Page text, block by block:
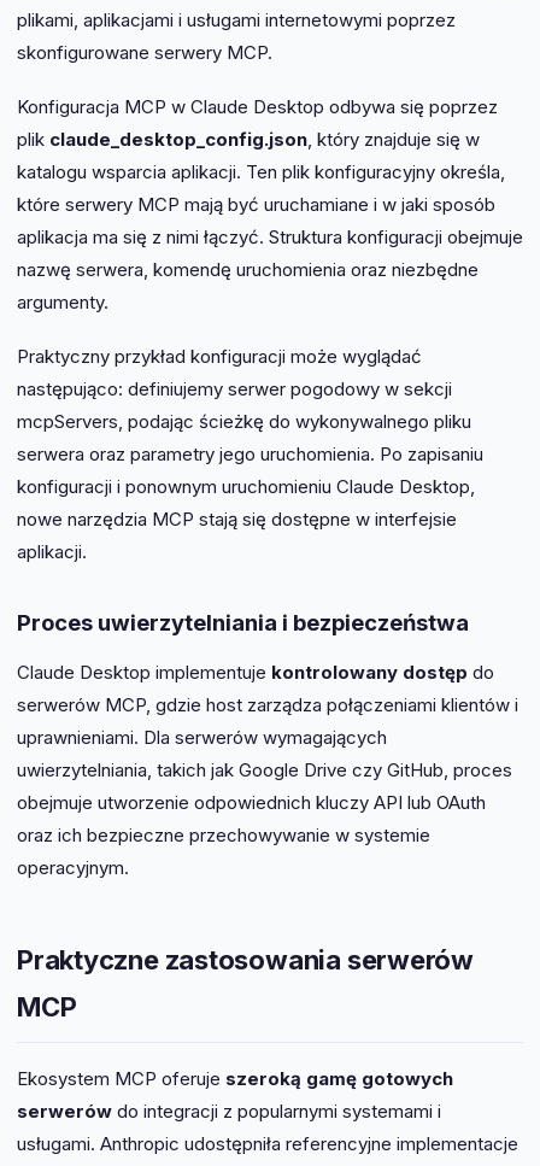
plikami, aplikacjami i usługami internetowymi poprzez
skonfigurowane serwery MCP.
Konfiguracja MCP w Claude Desktop odbywa się poprzez
plik claude_desktop_config.json , który znajduje się w
katalogu wsparcia aplikacji. Ten plik konfiguracyjny określa,
które serwery MCP mają być uruchamiane i w jaki sposób
aplikacja ma się z nimi łączyć. Struktura konfiguracji obejmuje
nazwę serwera, komendę uruchomienia oraz niezbędne
argumenty.
Praktyczny przykład konfiguracji może wyglądać
następująco: definiujemy serwer pogodowy w sekcji
mcpServers, podając ścieżkę do wykonywalnego pliku
serwera oraz parametry jego uruchomienia. Po zapisaniu
konfiguracji i ponownym uruchomieniu Claude Desktop,
nowe narzędzia MCP stają się dostępne w interfejsie
aplikacji.
Proces uwierzytelniania i bezpieczeństwa
Claude Desktop implementuje kontrolowany dostęp do
serwerów MCP, gdzie host zarządza połączeniami klientów i
uprawnieniami. Dla serwerów wymagających
uwierzytelniania, takich jak Google Drive czy GitHub, proces
obejmuje utworzenie odpowiednich kluczy API lub OAuth
oraz ich bezpieczne przechowywanie w systemie
operacyjnym.
Praktyczne zastosowania serwerów
MCP
Ekosystem MCP oferuje szeroką gamę gotowych
serwerów do integracji z popularnymi systemami i
usługami. Anthropic udostępniła referencyjne implementacje